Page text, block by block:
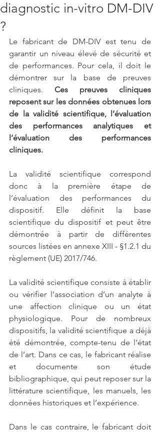
diagnostic in-vitro DM-DIV
?
Le fabricant de DM-DIV est tenu de
garantir un niveau élevé de sécurité et
de performances. Pour cela, il doit le
démontrer sur la base de preuves
cliniques. Ces preuves cliniques
reposent sur les données obtenues lors
de la validité scientifique, l’évaluation
des performances analytiques et
l’évaluation des performances
cliniques.
La validité scientifique correspond
donc à la première étape de
l’évaluation des performances du
dispositif. Elle définit la base
scientifique du dispositif et peut être
démontrée à partir de différentes
sources listées en annexe XIII - §1.2.1 du
règlement (UE) 2017/746.
La validité scientifique consiste à établir
ou vérifier l’association d’un analyte à
une affection clinique ou un état
physiologique. Pour de nombreux
dispositifs, la validité scientifique a déjà
été démontrée, compte-tenu de l’état
de l’art. Dans ce cas, le fabricant réalise
et documente son étude
bibliographique, qui peut reposer sur la
littérature scientifique, les manuels, les
données historiques et l’expérience.
Dans le cas contraire, le fabricant doit